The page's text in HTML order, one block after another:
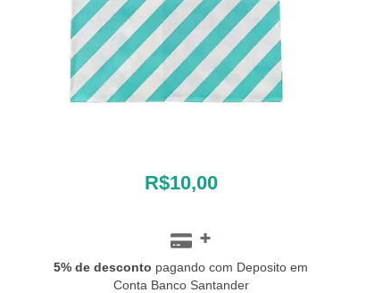
R$10,00
5% de desconto pagando com Deposito em
Conta Banco Santander